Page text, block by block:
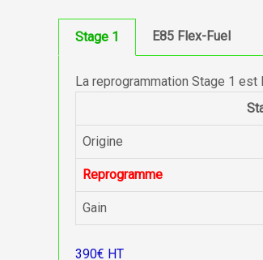
Stage 1 E85 Flex-Fuel
La reprogrammation Stage 1
Origine
Reprogramme
Gain
390€ HT